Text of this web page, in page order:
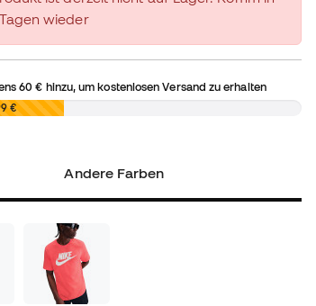
wieder
60 € hinzu, um kostenlosen Versand zu erhalten
€
Andere Farben